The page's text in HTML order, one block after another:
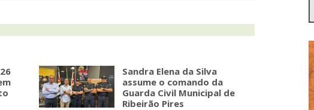
Sandra Elena da Silva
assume o comando da
Guarda Civil Municipal de
Ribeirão Pires